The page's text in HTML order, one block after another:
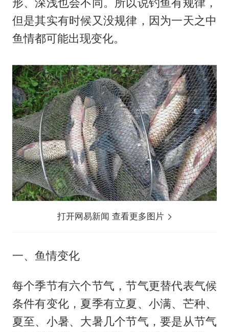
但是其实有时候又没规律，因为一天之中
鱼情都可能出现变化。
打开网易新闻 查看更多图片
一、鱼情变化
每个季节有六个节气，节气更替代表气候
条件有变化，夏季有立夏、小满、芒种、
夏至、小暑、大暑几个节气，要是从节气